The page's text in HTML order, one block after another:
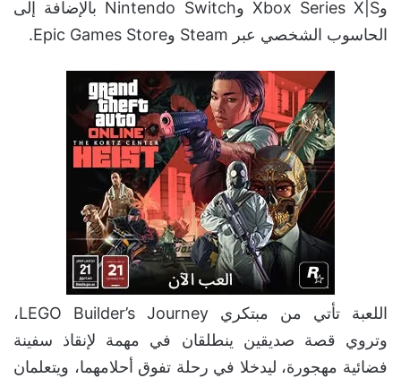
وXbox Series X|S وNintendo Switch بالإضافة إلى
الحاسوب الشخصي عبر Steam وEpic Games Store.
اللعبة تأتي من مبتكري LEGO Builder’s Journey،
وتروي قصة صديقين ينطلقان في مهمة لإنقاذ سفينة
فضائية مهجورة، ليدخلا في رحلة تفوق أحلامهما، ويتعلمان